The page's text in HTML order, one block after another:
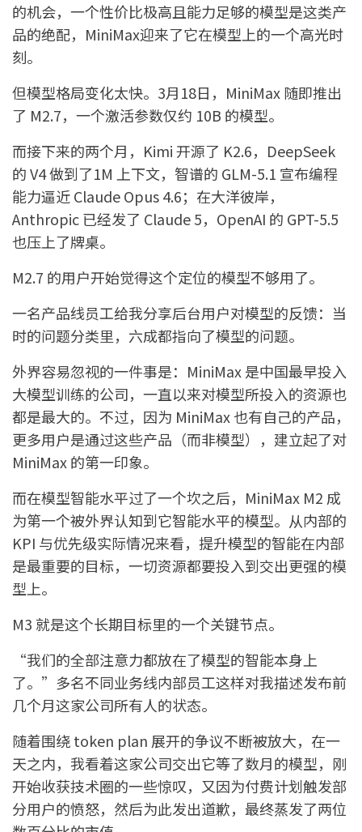
的机会，一个性价比极高且能力足够的模型是这类产
品的绝配，MiniMax迎来了它在模型上的一个高光时
刻。
但模型格局变化太快。3月18日，MiniMax 随即推出
了 M2.7，一个激活参数仅约 10B 的模型。
而接下来的两个月，Kimi 开源了 K2.6，DeepSeek
的 V4 做到了1M 上下文，智谱的 GLM-5.1 宣布编程
能力逼近 Claude Opus 4.6；在大洋彼岸，
Anthropic 已经发了 Claude 5，OpenAI 的 GPT-5.5
也压上了牌桌。
M2.7 的用户开始觉得这个定位的模型不够用了。
一名产品线员工给我分享后台用户对模型的反馈：当
时的问题分类里，六成都指向了模型的问题。
外界容易忽视的一件事是：MiniMax 是中国最早投入
大模型训练的公司，一直以来对模型所投入的资源也
都是最大的。不过，因为 MiniMax 也有自己的产品，
更多用户是通过这些产品（而非模型），建立起了对
MiniMax 的第一印象。
而在模型智能水平过了一个坎之后，MiniMax M2 成
为第一个被外界认知到它智能水平的模型。从内部的
KPI 与优先级实际情况来看，提升模型的智能在内部
是最重要的目标，一切资源都要投入到交出更强的模
型上。
M3 就是这个长期目标里的一个关键节点。
“我们的全部注意力都放在了模型的智能本身上
了。”多名不同业务线内部员工这样对我描述发布前
几个月这家公司所有人的状态。
随着围绕 token plan 展开的争议不断被放大，在一
天之内，我看着这家公司交出它等了数月的模型，刚
开始收获技术圈的一些惊叹，又因为付费计划触发部
分用户的愤怒，然后为此发出道歉，最终蒸发了两位